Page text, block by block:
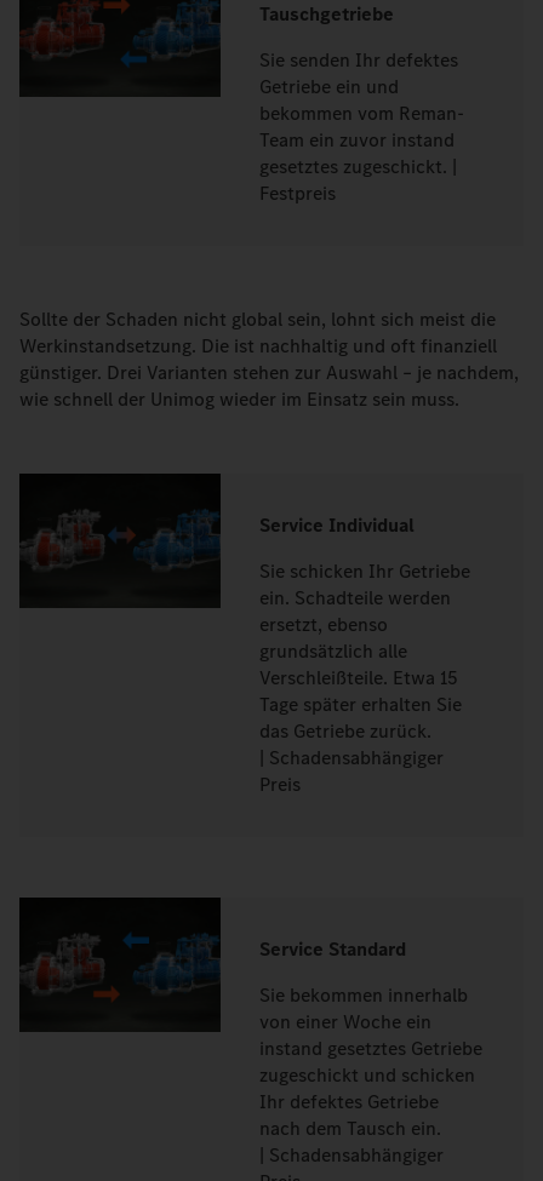
Tauschgetriebe
Sie senden Ihr defektes
Getriebe ein und
bekommen vom Reman-
Team ein zuvor instand
gesetztes zugeschickt. |
Festpreis
Sollte der Schaden nicht global sein, lohnt sich meist die
Werkinstandsetzung. Die ist nachhaltig und oft finanziell
günstiger. Drei Varianten stehen zur Auswahl – je nachdem,
wie schnell der Unimog wieder im Einsatz sein muss.
Service Individual
Sie schicken Ihr Getriebe
ein. Schadteile werden
ersetzt, ebenso
grundsätzlich alle
Verschleißteile. Etwa 15
Tage später erhalten Sie
das Getriebe zurück.
| Schadensabhängiger
Preis
Service Standard
Sie bekommen innerhalb
von einer Woche ein
instand gesetztes Getriebe
zugeschickt und schicken
Ihr defektes Getriebe
nach dem Tausch ein.
| Schadensabhängiger